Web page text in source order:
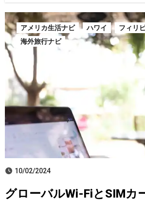
アメリカ生活ナビ ハワイ
フィリ
海外旅行ナビ
10/02/2024
グローバルWi-FiとSIMカ